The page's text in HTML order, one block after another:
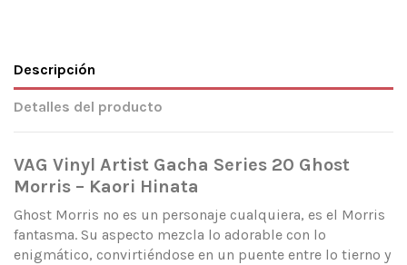
Descripción
Detalles del producto
VAG Vinyl Artist Gacha Series 20 Ghost
Morris – Kaori Hinata
Ghost Morris no es un personaje cualquiera, es el Morris
fantasma. Su aspecto mezcla lo adorable con lo
enigmático, convirtiéndose en un puente entre lo tierno y